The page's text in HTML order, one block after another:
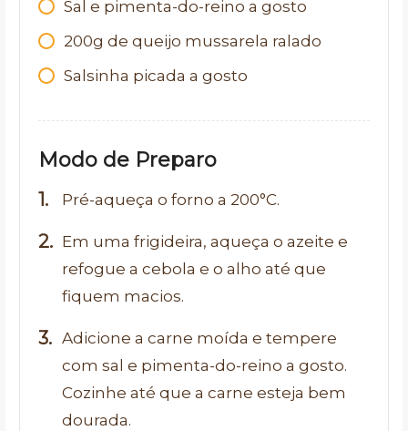
Sal e pimenta-do-reino a gosto
200g de queijo mussarela ralado
Salsinha picada a gosto
Modo de Preparo
Pré-aqueça o forno a 200°C.
Em uma frigideira, aqueça o azeite e
refogue a cebola e o alho até que
fiquem macios.
Adicione a carne moída e tempere
com sal e pimenta-do-reino a gosto.
Cozinhe até que a carne esteja bem
dourada.